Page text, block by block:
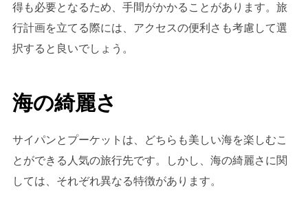
得も必要となるため、手間がかかることがあります。旅
行計画を立てる際には、アクセスの便利さも考慮して選
択すると良いでしょう。
海の綺麗さ
サイパンとプーケットは、どちらも美しい海を楽しむこ
とができる人気の旅行先です。しかし、海の綺麗さに関
しては、それぞれ異なる特徴があります。